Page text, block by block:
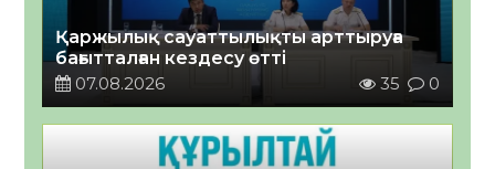
Қаржылық сауаттылықты арттыруға
бағытталған кездесу өтті
07.08.2026
35 0